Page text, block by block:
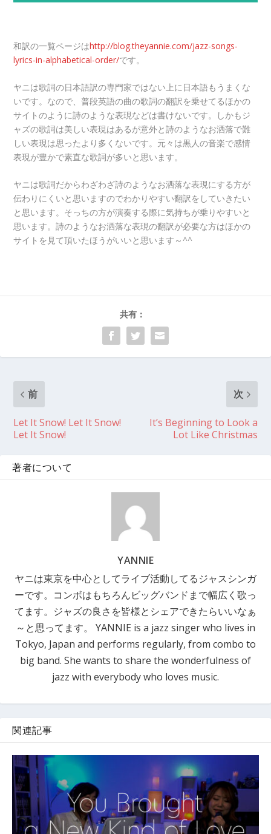
和訳の一覧ページはhttp://blog.theyannie.com/jazz-songs-
lyrics-in-alphabetical-order/です。
ヤニは歌詞の日本語訳の専門家ではない上に日本語もうまくな
いです。なので、普段英語の曲の歌詞の翻訳を乗せてるほかの
サイトのように詩のような表現などは書けないです。しかもジ
ャズの歌詞は美しい表現はあるが意外と詩のようなお洒落で難
しい表現は思ったより多くないです。元々は黒人の音楽で感情
表現が豊かで素直な歌詞が多いと思います。
ヤニは歌詞だからわざわざ詩のようなお洒落な表現にする方が
伝わりにくいと思いますのでわかりやすい翻訳をしていきたい
と思います。そっちの方が演奏する際に気持ちが乗りやすいと
思います。詩のようなお洒落な表現の翻訳が必要な方はほかの
サイトを見て頂いたほうがいいと思います～^^
共有：
前
Let It Snow! Let It Snow!
Let It Snow!
次
It’s Beginning to Look a
Lot Like Christmas
著者について
YANNIE
ヤニは東京を中心としてライブ活動してるジャスシンガ
ーです。コンボはもちろんビッグバンドまで幅広く歌っ
てます。ジャズの良さを皆様とシェアできたらいいなぁ
～と思ってます。 YANNIE is a jazz singer who lives in
Tokyo, Japan and performs regularly, from combo to
big band. She wants to share the wonderfulness of
jazz with everybody who loves music.
関連記事